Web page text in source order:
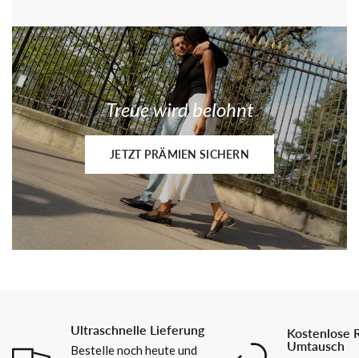
Treue wird belohnt
JETZT PRÄMIEN SICHERN
Ultraschnelle Lieferung
Bestelle noch heute und
Kostenlose
Umtausch